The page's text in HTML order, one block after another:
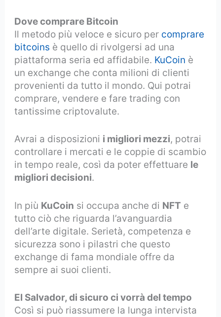
Dove comprare Bitcoin
Il metodo più veloce e sicuro per comprare
bitcoins è quello di rivolgersi ad una
piattaforma seria ed affidabile. KuCoin è
un exchange che conta milioni di clienti
provenienti da tutto il mondo. Qui potrai
comprare, vendere e fare trading con
tantissime criptovalute.
Avrai a disposizioni i migliori mezzi, potrai
controllare i mercati e le coppie di scambio
in tempo reale, così da poter effettuare le
migliori decisioni.
In più KuCoin si occupa anche di NFT e
tutto ciò che riguarda l’avanguardia
dell’arte digitale. Serietà, competenza e
sicurezza sono i pilastri che questo
exchange di fama mondiale offre da
sempre ai suoi clienti.
El Salvador, di sicuro ci vorrà del tempo
Così si può riassumere la lunga intervista